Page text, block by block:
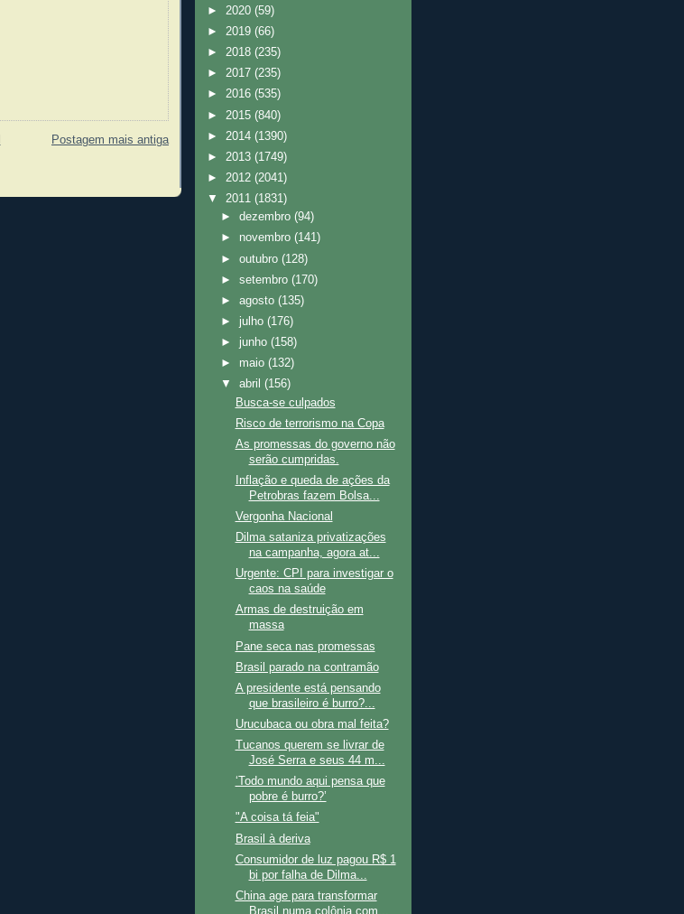
Postagem mais antiga
► 2020 (59)
► 2019 (66)
► 2018 (235)
► 2017 (235)
► 2016 (535)
► 2015 (840)
► 2014 (1390)
► 2013 (1749)
► 2012 (2041)
▼ 2011 (1831)
►dezembro(94)
► novembro(141)
►outubro(128)
►setembro(170)
►agosto(135)
► julho(176)
► junho(158)
► maio(132)
▼abril(156)
Busca-se culpados
Risco de terrorismo na Copa
As promessas do governo não
serão cumpridas.
Inflação e queda de ações da
Petrobras fazem Bolsa...
Vergonha Nacional
Dilma sataniza privatizações
na campanha, agora at...
Urgente: CPI para investigar o
caos na saúde
Armas de destruição em
massa
Pane seca nas promessas
Brasil parado na contramão
A presidente está pensando
que brasileiro é burro?...
Urucubaca ou obra mal feita?
Tucanos querem se livrar de
José Serra e seus 44 m...
‘Todo mundo aqui pensa que
pobre é burro?’
"A coisa tá feia"
Brasil à deriva
Consumidor de luz pagou R$ 1
bi por falha de Dilma...
China age para transformar
Brasil numa colônia com...